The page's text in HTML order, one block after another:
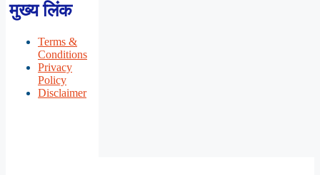
मुख्य लिंक
Terms &
Conditions
Privacy
Policy
Disclaimer